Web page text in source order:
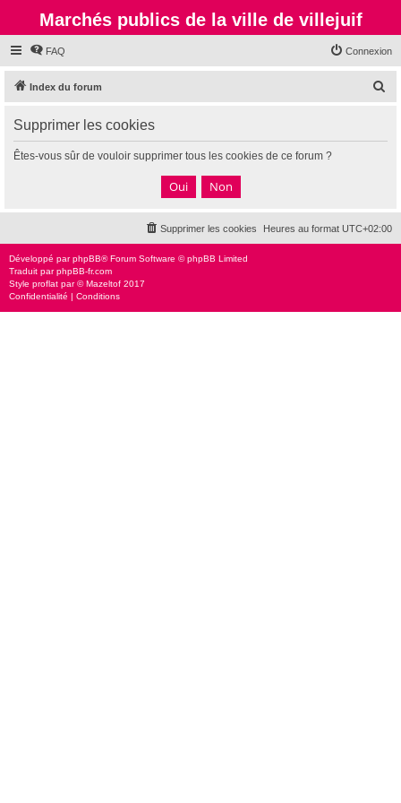
Marchés publics de la ville de villejuif
FAQ Connexion
Index du forum
c
Supprimer les cookies
Êtes-vous sûr de vouloir supprimer tous les cookies de ce forum ?
Heures au format UTC+02:00
Supprimer les cookies
Développé parphpBB® Forum Software © phpBB Limited
Traduit parphpBB-fr.com
Style proflat par ©Mazeltof 2017
Confidentialité | Conditions